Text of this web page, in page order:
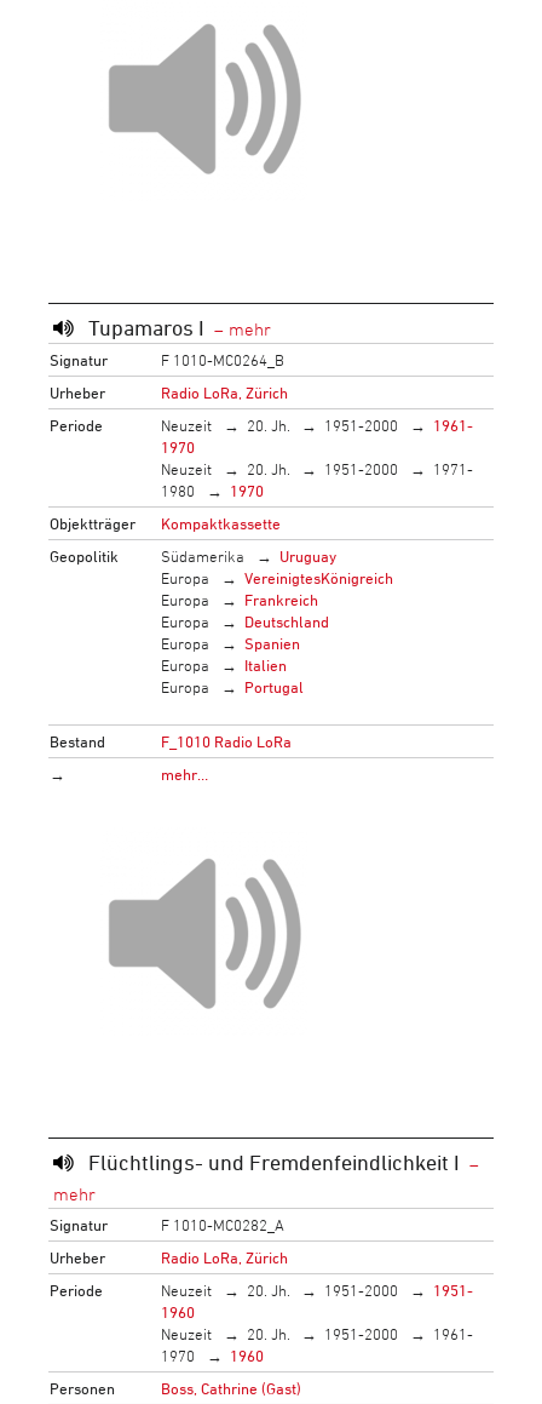
Tupamaros I
Signatur
F 1010-MC0264_B
Urheber
Radio LoRa, Zürich
Periode
Neuzeit 20. Jh. 1951-2000
1961-
1970
Neuzeit
20. Jh. 1951-2000
1971-
1980
1970
Objektträger
Kompaktkassette
Geopolitik
Südamerika
Uruguay
Europa
VereinigtesKönigreich
Europa
Frankreich
Europa
Deutschland
Europa
Spanien
Europa
Italien
Europa
Portugal
Bestand
F_1010 Radio LoRa
→
mehr…
Flüchtlings- und Fremdenfeindlichkeit I
Signatur
F 1010-MC0282_A
Urheber
Radio LoRa, Zürich
Periode
Neuzeit 20. Jh. 1951-2000
1951-
1960
Neuzeit
20. Jh. 1951-2000
1961-
1970
1960
Personen
Boss, Cathrine (Gast)